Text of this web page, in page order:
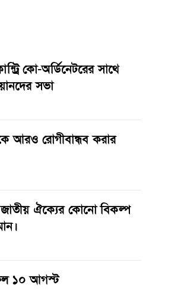
কো-অর্ডিনেটরের সাথে
সভা
আরও রোগীবান্ধব করার
জাতীয় ঐক্যের কোনো বিকল্প
১০ আগস্ট